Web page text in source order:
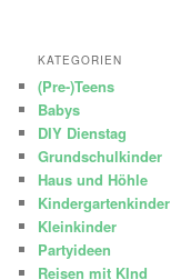
KATEGORIEN
(Pre-)Teens
Babys
DIY Dienstag
Grundschulkinder
Haus und Höhle
Kindergartenkinder
Kleinkinder
Partyideen
Reisen mit KInd